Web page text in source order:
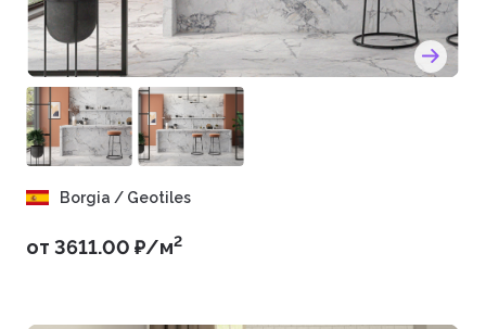
Borgia / Geotiles
от 3611.00 ₽/м2